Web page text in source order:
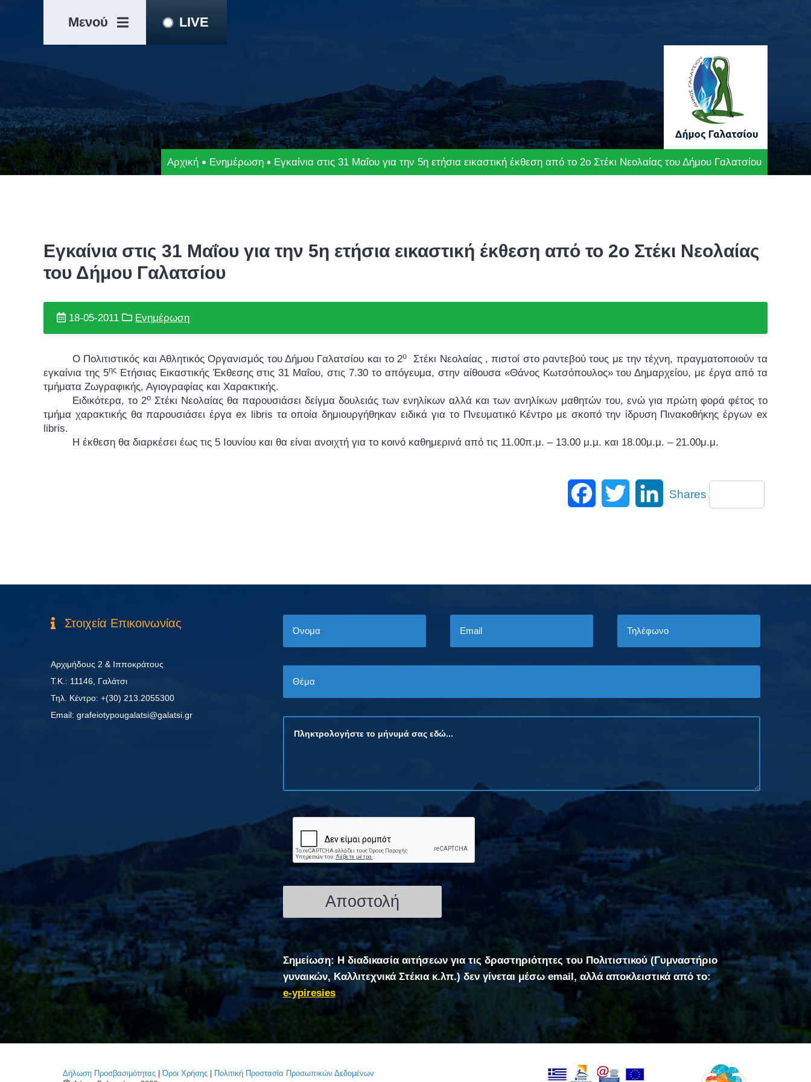
πλοήγησης
Μενού LIVE
Αρχική Ενημέρωση Εγκαίνια στις 31 Μαΐου για την 5η ετήσια εικαστική έκθεση από το 2ο Στέκι Νεολαίας του Δήμου Γαλατσίου
Εγκαίνια στις 31 Μαΐου για την 5η ετήσια εικαστική έκθεση από το 2ο Στέκι Νεολαίας
του Δήμου Γαλατσίου
18-05-2011 Ενημέρωση
Ο Πολιτιστικός και Αθλητικός Οργανισμός του Δήμου Γαλατσίου και το 2ο
Στέκι Νεολαίας , πιστοί στο ραντεβού τους με την τέχνη, πραγματοποιούν τα
εγκαίνια της 5ηςΕτήσιας Εικαστικής Έκθεσης στις 31 Μαΐου, στις 7.30 το απόγευμα, στην αίθουσα «Θάνος Κωτσόπουλος» του Δημαρχείου, με έργα από τα
τμήματα Ζωγραφικής, Αγιογραφίας και Χαρακτικής.
Ειδικότερα, το 2ο Στέκι Νεολαίας θα παρουσιάσει δείγμα δουλειάς των ενηλίκων αλλά και των ανηλίκων μαθητών του, ενώ για πρώτη φορά φέτος το
τμήμα χαρακτικής θα παρουσιάσει έργα ex libris τα οποία δημιουργήθηκαν ειδικά για το Πνευματικό Κέντρο με σκοπό την ίδρυση Πινακοθήκης έργων ex
libris.
Η έκθεση θα διαρκέσει έως τις 5 Ιουνίου και θα είναι ανοιχτή για το κοινό καθημερινά από τις 11.00π.μ. – 13.00 μ.μ. και 18.00μ.μ. – 21.00μ.μ.
FacebookTwitter
Shares
Στοιχεία Επικοινωνίας
Αρχιμήδους 2 & Ιπποκράτους
Τ.Κ.: 11146, Γαλάτσι
Τηλ. Κέντρο: +(30) 213.2055300
Εmail: grafeiotypougalatsi@galatsi.gr
Σημείωση: Η διαδικασία αιτήσεων για τις δραστηριότητες του Πολιτιστικού (Γυμναστήριο
γυναικών, Καλλιτεχνικά Στέκια κ.λπ.) δεν γίνεται μέσω email, αλλά αποκλειστικά από το:
e-ypiresies
Δήλωση Προσβασιμότητας |Όροι Χρήσης | Πολιτική Προστασία Προσωπικών Δεδομένων